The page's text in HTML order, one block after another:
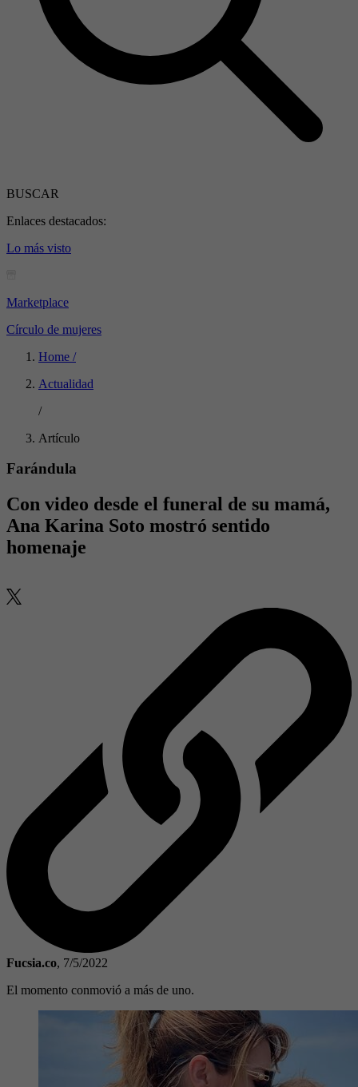
BUSCAR
Enlaces destacados:
Lo más visto
Marketplace
Círculo de mujeres
Home /
Actualidad
/
Artículo
Farándula
Con video desde el funeral de su mamá,
Ana Karina Soto mostró sentido
homenaje
Fucsia.co, 7/5/2022
El momento conmovió a más de uno.